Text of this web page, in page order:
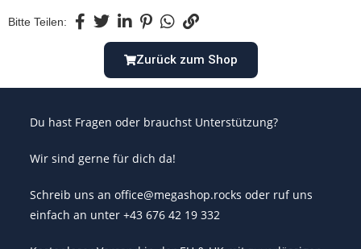
Bitte Teilen:
Zurück zum Shop
Du hast Fragen oder brauchst Unterstützung?
Wir sind gerne für dich da!
Schreib uns an office@megashop.rocks oder ruf uns
einfach an unter +43 676 42 19 332